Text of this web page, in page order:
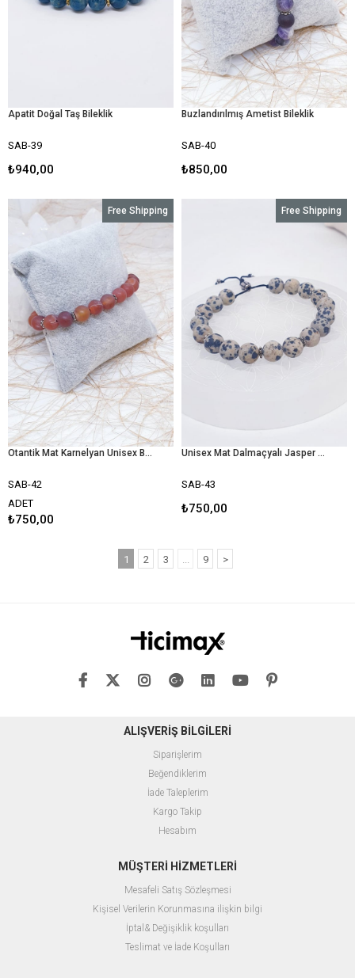
Apatit Doğal Taş Bileklik
SAB-39
₺940,00
Buzlandırılmış Ametist Bileklik
SAB-40
₺850,00
Otantik Mat Karnelyan Unisex Bileklik
SAB-42
ADET
₺750,00
Free Shipping
Unisex Mat Dalmaçyalı Jasper Bileklik
SAB-43
₺750,00
Free Shipping
1 2 3 ... 9 >
ALIŞVERİŞ BİLGİLERİ
Siparişlerim
Beğendiklerim
İade Taleplerim
Kargo Takip
Hesabım
MÜŞTERİ HİZMETLERİ
Mesafeli Satış Sözleşmesi
Kişisel Verilerin Korunmasına ilişkin bilgi
İptal& Değişiklik koşulları
Teslimat ve İade Koşulları